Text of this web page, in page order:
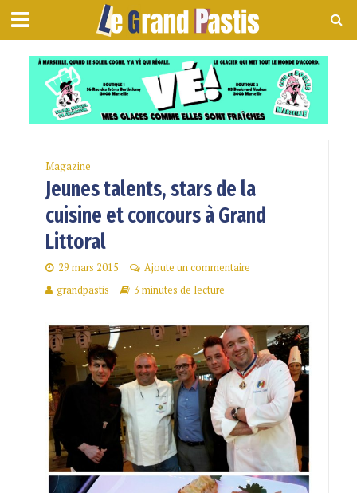
Magazine
Jeunes talents, stars de la
cuisine et concours à Grand
Littoral
29 mars 2015
Ajoute un commentaire
grandpastis
3 minutes de lecture